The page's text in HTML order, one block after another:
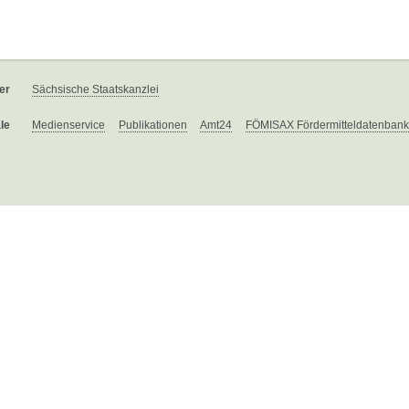
Sächsische Staatskanzlei
Medienservice Publikationen Amt24 FÖMISAX Fördermitteldatenbank